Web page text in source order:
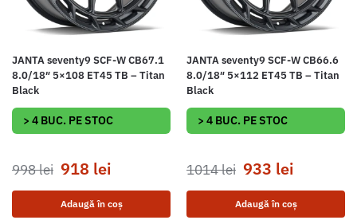
JANTA seventy9 SCF-W CB67.1
8.0/18″ 5×108 ET45 TB – Titan
Black
> 4 BUC. PE STOC
998lei 918 lei
Adaugă în coș
JANTA seventy9 SCF-W CB66.6
8.0/18″ 5×112 ET45 TB – Titan
Black
> 4 BUC. PE STOC
1014lei 933 lei
Adaugă în coș